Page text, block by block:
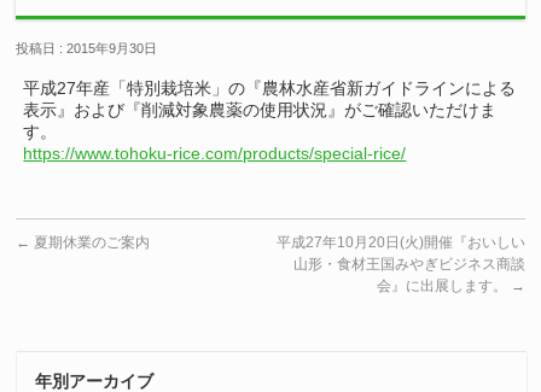
投稿日 : 2015年9月30日
平成27年産「特別栽培米」の『農林水産省新ガイドラインによる
表示』および『削減対象農薬の使用状況』がご確認いただけま
す。
https://www.tohoku-rice.com/products/special-rice/
← 夏期休業のご案内
平成27年10月20日(火)開催『おいしい
山形・食材王国みやぎビジネス商談
会』に出展します。
→
年別アーカイブ